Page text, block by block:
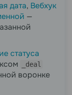
дата, Вебхук
—
статуса
_deal
воронке